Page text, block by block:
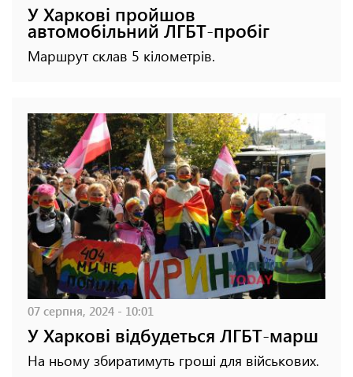
У Харкові пройшов
автомобільний ЛГБТ-пробіг
Маршрут склав 5 кілометрів.
07 серпня, 2024 - 10:01
У Харкові відбудеться ЛГБТ-марш
На ньому збиратимуть гроші для військових.